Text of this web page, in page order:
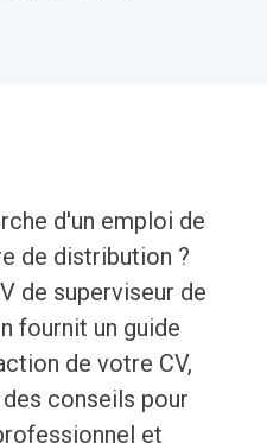
d'un emploi de
de distribution ?
de superviseur de
fournit un guide
de votre CV,
conseils pour
et